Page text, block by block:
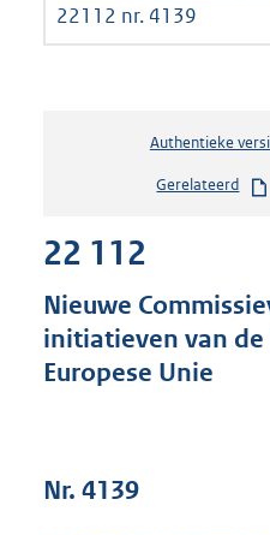
22112 nr. 4139
Authentieke
Gerelateerd
22 112
Nieuwe
initiatieven van
Europese Unie
Nr. 4139